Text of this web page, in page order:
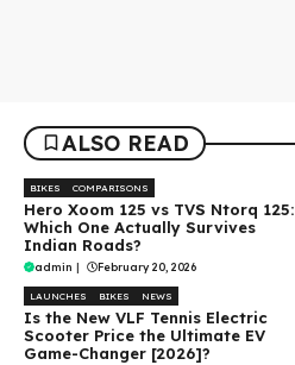
ALSO READ
BIKES COMPARISONS
Hero Xoom 125 vs TVS Ntorq 125:
Which One Actually Survives
Indian Roads?
admin | February 20, 2026
LAUNCHES BIKES NEWS
Is the New VLF Tennis Electric
Scooter Price the Ultimate EV
Game-Changer [2026]?